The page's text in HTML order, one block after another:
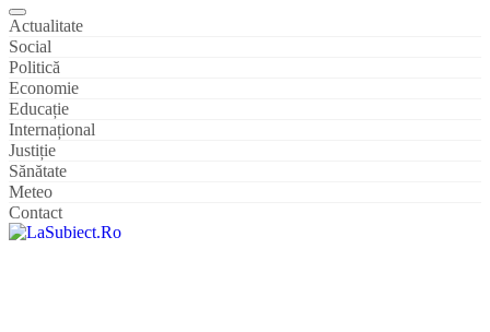
Actualitate
Social
Politică
Economie
Educație
Internațional
Justiție
Sănătate
Meteo
Contact